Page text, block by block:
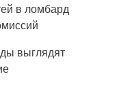
в ломбард
выглядят